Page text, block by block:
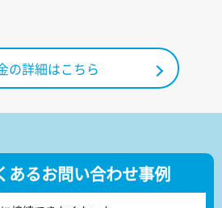
の詳細はこちら
あるお問い合わせ事例